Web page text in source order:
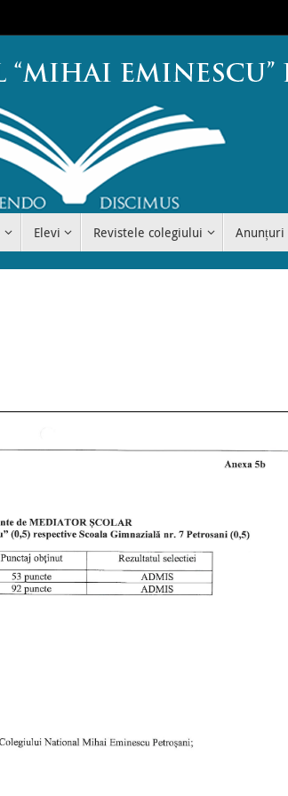
Elevi Revistele colegiului Anunțuri